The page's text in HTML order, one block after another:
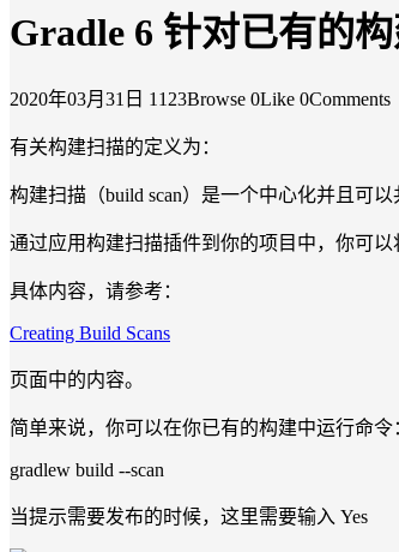
Gradle 6 针对已有的
2020年03月31日 1123Browse 0Like 0Comments
有关构建扫描的定义为：
构建扫描（build scan）是一个中心化并且可
通过应用构建扫描插件到你的项目中，你可以
具体内容，请参考：
Creating Build Scans
页面中的内容。
简单来说，你可以在你已有的构建中运行命令
gradlew build --scan
当提示需要发布的时候，这里需要输入 Yes